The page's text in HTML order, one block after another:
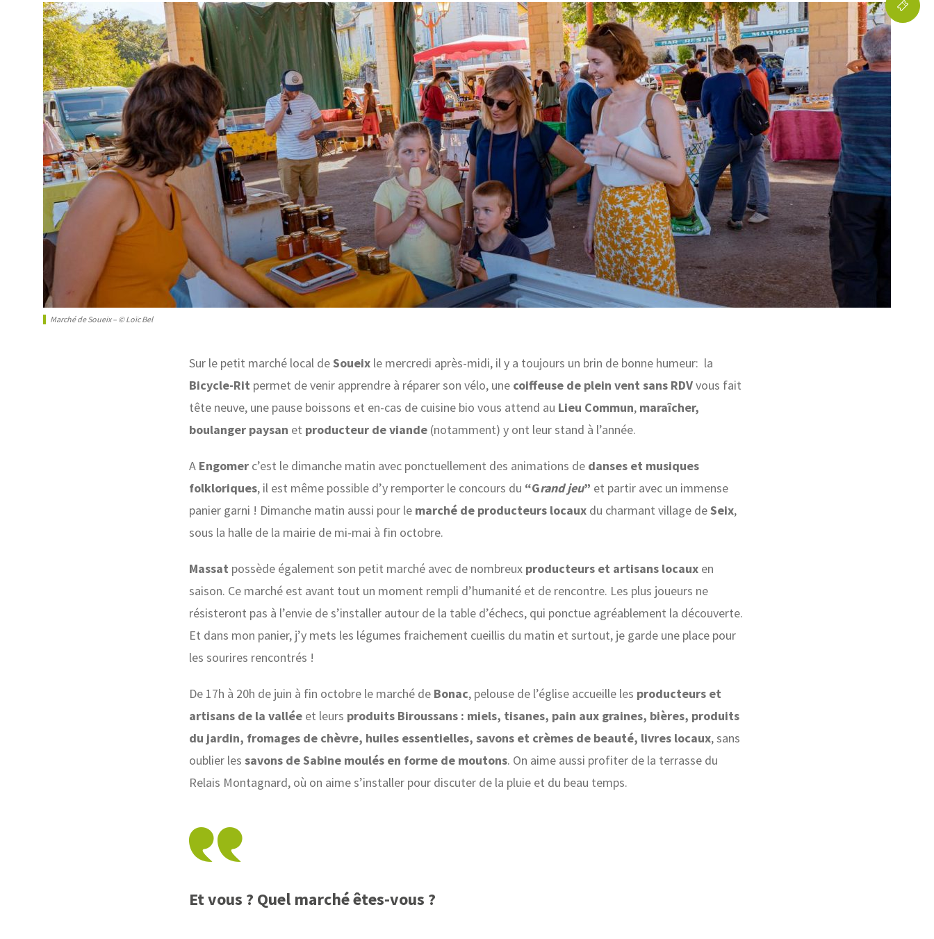
Marché de Soueix – © Loïc Bel
Sur le petit marché local deSoueix le mercredi après-midi, il y a toujours un brin de bonne humeur: la
Bicycle-Rit permet de venir apprendre à réparer son vélo, une coiffeuse de plein vent sans RDVvous fait
tête neuve, une pause boissons et en-cas de cuisine bio vous attend au Lieu Commun, maraîcher,
boulanger paysan et producteur de viande (notamment) y ont leur stand à l’année.
A Engomer c’est le dimanche matin avec ponctuellement des animations de danses et musiques
folkloriques, il est même possible d’y remporter le concours du “Grand jeu” et partir avec un immense
panier garni ! Dimanche matin aussi pour le marché de producteurs locaux du charmant village deSeix,
sous la halle de la mairie de mi-mai à fin octobre.
Massat possède également son petit marché avec de nombreux producteurs et artisans locaux en
saison. Ce marché est avant tout un moment rempli d’humanité et de rencontre. Les plus joueurs ne
résisteront pas à l’envie de s’installer autour de la table d’échecs, qui ponctue agréablement la découverte.
Et dans mon panier, j’y mets les légumes fraichement cueillis du matin et surtout, je garde une place pour
les sourires rencontrés !
De 17h à 20h de juin à fin octobre le marché de Bonac, pelouse de l’église accueille les producteurs et
artisans de la vallée et leurs produits Biroussans : miels, tisanes, pain aux graines, bières, produits
du jardin, fromages de chèvre, huiles essentielles, savons et crèmes de beauté, livres locaux, sans
oublier les savons de Sabine moulés en forme de moutons. On aime aussi profiter de la terrasse du
Relais Montagnard, où on aime s’installer pour discuter de la pluie et du beau temps.
Et vous ? Quel marché êtes-vous ?